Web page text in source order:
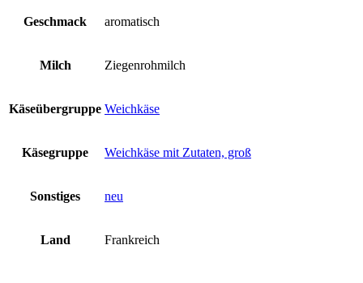
Geschmack aromatisch
Milch Ziegenrohmilch
Käseübergruppe Weichkäse
Käsegruppe Weichkäse mit Zutaten, groß
Sonstiges neu
Land Frankreich